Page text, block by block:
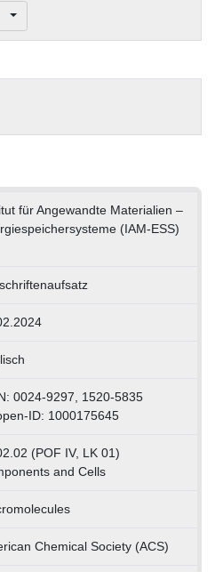
für Angewandte Materialien –
(IAM-ESS)
0024-9297, 1520-5835
ID: 1000175645
(POF IV, LK 01)
and Cells
Chemical Society (ACS)